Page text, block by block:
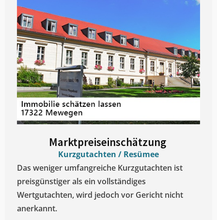
Marktpreiseinschätzung ​
Kurzgutachten / Resümee
Das weniger umfangreiche Kurzgutachten ist
preisgünstiger als ein vollständiges
Wertgutachten, wird jedoch vor Gericht nicht
anerkannt.